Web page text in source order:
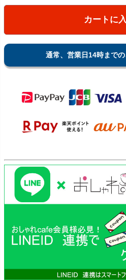
カートに
通常、営業日14時まで